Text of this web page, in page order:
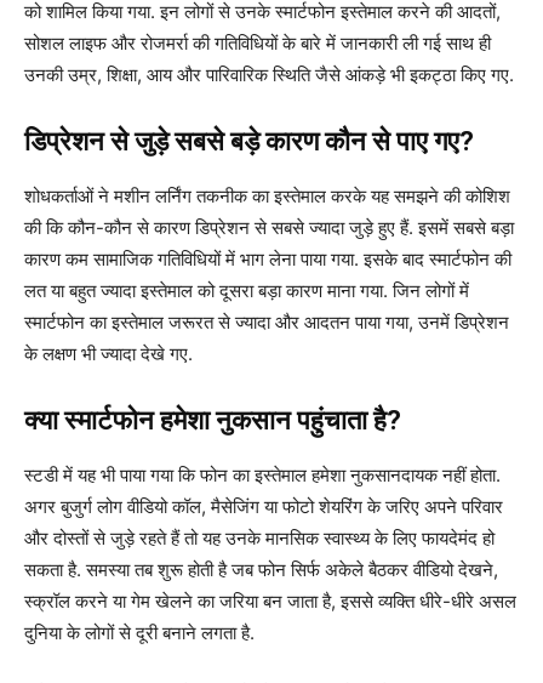
को शामिल किया गया. इन लोगों से उनके स्मार्टफोन इस्तेमाल करने की आदतों,
सोशल लाइफ और रोजमर्रा की गतिविधियों के बारे में जानकारी ली गई साथ ही
उनकी उम्र, शिक्षा, आय और पारिवारिक स्थिति जैसे आंकड़े भी इकट्ठा किए गए.
डिप्रेशन से जुड़े सबसे बड़े कारण कौन से पाए गए?
शोधकर्ताओं ने मशीन लर्निंग तकनीक का इस्तेमाल करके यह समझने की कोशिश
की कि कौन-कौन से कारण डिप्रेशन से सबसे ज्यादा जुड़े हुए हैं. इसमें सबसे बड़ा
कारण कम सामाजिक गतिविधियों में भाग लेना पाया गया. इसके बाद स्मार्टफोन की
लत या बहुत ज्यादा इस्तेमाल को दूसरा बड़ा कारण माना गया. जिन लोगों में
स्मार्टफोन का इस्तेमाल जरूरत से ज्यादा और आदतन पाया गया, उनमें डिप्रेशन
के लक्षण भी ज्यादा देखे गए.
क्या स्मार्टफोन हमेशा नुकसान पहुंचाता है?
स्टडी में यह भी पाया गया कि फोन का इस्तेमाल हमेशा नुकसानदायक नहीं होता.
अगर बुजुर्ग लोग वीडियो कॉल, मैसेजिंग या फोटो शेयरिंग के जरिए अपने परिवार
और दोस्तों से जुड़े रहते हैं तो यह उनके मानसिक स्वास्थ्य के लिए फायदेमंद हो
सकता है. समस्या तब शुरू होती है जब फोन सिर्फ अकेले बैठकर वीडियो देखने,
स्क्रॉल करने या गेम खेलने का जरिया बन जाता है, इससे व्यक्ति धीरे-धीरे असल
दुनिया के लोगों से दूरी बनाने लगता है.